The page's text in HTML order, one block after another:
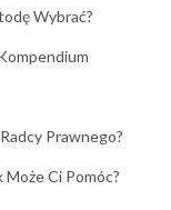
Wybrać?
Prawnego?
Ci Pomóc?